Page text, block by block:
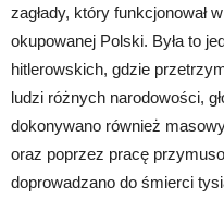
zagłady, który funkcjonował
okupowanej Polski. Była to
hitlerowskich, gdzie
ludzi różnych narodowości,
dokonywano również
oraz poprzez pracę
doprowadzano do śmierci